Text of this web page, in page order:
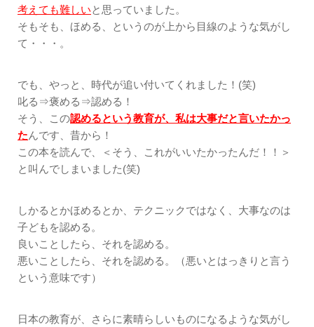
考えても難しいと思っていました。
そもそも、ほめる、というのが上から目線のような気がし
て・・・。
でも、やっと、時代が追い付いてくれました！(笑)
叱る⇒褒める⇒認める！
そう、この認めるという教育が、私は大事だと言いたかっ
たんです、昔から！
この本を読んで、＜そう、これがいいたかったんだ！！＞
と叫んでしまいました(笑)
しかるとかほめるとか、テクニックではなく、大事なのは
子どもを認める。
良いことしたら、それを認める。
悪いことしたら、それを認める。（悪いとはっきりと言う
という意味です）
日本の教育が、さらに素晴らしいものになるような気がし